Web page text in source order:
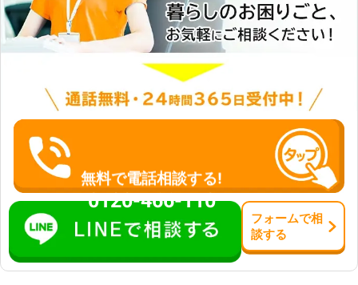
無料で電話相談する!
0120-466-110
フォームで相
談する